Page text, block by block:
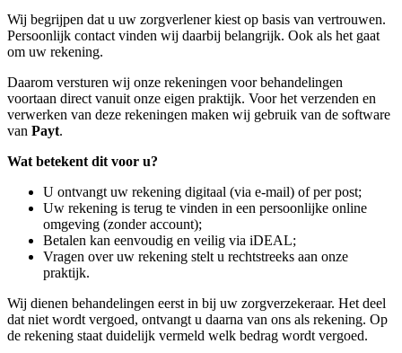
Wij begrijpen dat u uw zorgverlener kiest op basis van vertrouwen.
Persoonlijk contact vinden wij daarbij belangrijk. Ook als het gaat
om uw rekening.
Daarom versturen wij onze rekeningen voor behandelingen
voortaan direct vanuit onze eigen praktijk. Voor het verzenden en
verwerken van deze rekeningen maken wij gebruik van de software
van Payt.
Wat betekent dit voor u?
U ontvangt uw rekening digitaal (via e-mail) of per post;
Uw rekening is terug te vinden in een persoonlijke online
omgeving (zonder account);
Betalen kan eenvoudig en veilig via iDEAL;
Vragen over uw rekening stelt u rechtstreeks aan onze
praktijk.
Wij dienen behandelingen eerst in bij uw zorgverzekeraar. Het deel
dat niet wordt vergoed, ontvangt u daarna van ons als rekening. Op
de rekening staat duidelijk vermeld welk bedrag wordt vergoed.